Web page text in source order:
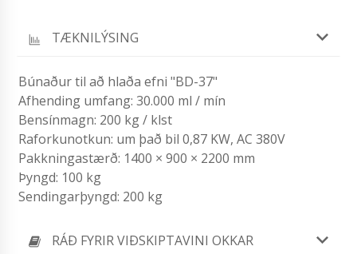
TÆKNILÝSING
Búnaður til að hlaða efni "BD-37"
Afhending umfang: 30.000 ml / mín
Bensínmagn: 200 kg / klst
Raforkunotkun: um það bil 0,87 KW, AC 380V
Pakkningastærð: 1400 × 900 × 2200 mm
Þyngd: 100 kg
Sendingarþyngd: 200 kg
RÁÐ FYRIR VIÐSKIPTAVINI OKKAR